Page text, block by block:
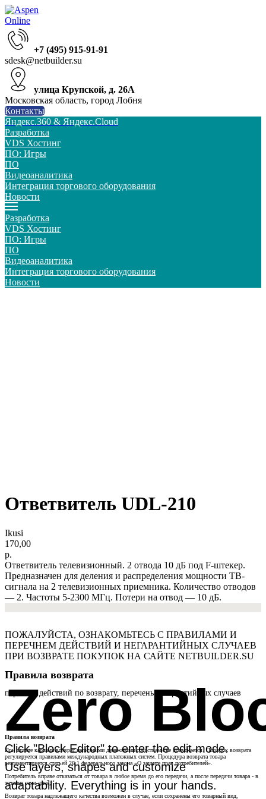
+7 (495) 915-91-91
sdesk@netbuilder.su
улица Крупской, д. 26А
Московская область, город Лобня
Контакты
Яндекс.360 & Яндекс.Cloud
Разработка
VDS Хостинг
ПО: Игры
ПО
Видеоаналитика
Интеграция торгового оборудования
Новости
Разработка
VDS Хостинг
ПО: Игры
ПО
Видеоаналитика
Интеграция торгового оборудования
Новости
Ответвитель UDL-210
Ikusi
170,00
р.
Ответвитель телевизионный. 2 отвода 10 дБ под F-штекер.
Предназначен для деления и распределения мощности ТВ-
сигнала на 2 телевизионных приемника. Количество отводов
— 2. Частоты 5-2300 МГц. Потери на отвод — 10 дБ.
Zero
Click "Block Editor" to enter the edit mode.
Use layers, shapes and customize
adaptability. Everything is in your hands.
ПОЖАЛУЙСТА, ОЗНАКОМЬТЕСЬ С ПРАВИЛАМИ И
ПЕРЕЧНЕМ ДЕЙСТВИЙ И НЕГАРАНТИЙНЫХ СЛУЧАЕВ
ПРИ ВОЗВРАТЕ ПОКУПОК НА САЙТЕ NETBUILDER.SU
Правила возврата
перечень действий по возврату, перечень негарантийных случаев
Правила возврата
При оплате картами возврат наличными денежными средствами не допускается. Порядок возврата
регулируется правилами международных платежных систем. Процедура возврата товара
регламентируется статьей 26.1 федерального закона «О защите прав потребителей».
Потребитель вправе отказаться от товара в любое время до его передачи, а после передачи товара - в
течение семи дней;
Возврат товара надлежащего качества возможен в случае, если сохранены его товарный вид,